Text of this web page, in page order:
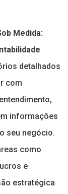
Medida:
detalhados
com
informações
seu negócio.
como
e
estratégica